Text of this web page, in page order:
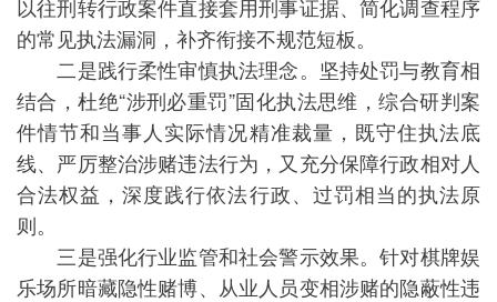
以往刑转行政案件直接套用刑事证据、简化调查程序
的常见执法漏洞，补齐衔接不规范短板。
二是践行柔性审慎执法理念。坚持处罚与教育相
结合，杜绝“涉刑必重罚”固化执法思维，综合研判案
件情节和当事人实际情况精准裁量，既守住执法底
线、严厉整治涉赌违法行为，又充分保障行政相对人
合法权益，深度践行依法行政、过罚相当的执法原
则。
三是强化行业监管和社会警示效果。针对棋牌娱
乐场所暗藏隐性赌博、从业人员变相涉赌的隐蔽性违